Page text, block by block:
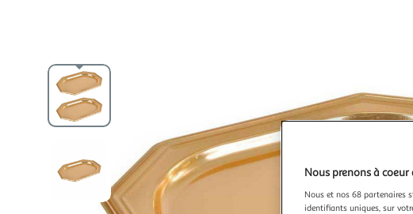
Nous prenons à
Nous et nos 68 partenaires
identifiants uniques, sur